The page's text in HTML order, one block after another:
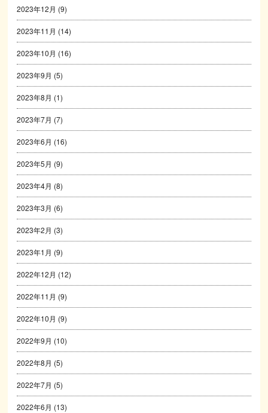
2023年12月 (9)
2023年11月 (14)
2023年10月 (16)
2023年9月 (5)
2023年8月 (1)
2023年7月 (7)
2023年6月 (16)
2023年5月 (9)
2023年4月 (8)
2023年3月 (6)
2023年2月 (3)
2023年1月 (9)
2022年12月 (12)
2022年11月 (9)
2022年10月 (9)
2022年9月 (10)
2022年8月 (5)
2022年7月 (5)
2022年6月 (13)